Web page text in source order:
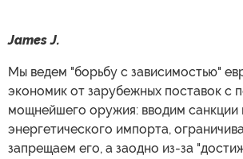
James J.
Мы ведем "борьбу с зависимостью"
экономик от зарубежных поставок с
мощнейшего оружия: вводим санкции
энергетического импорта,
запрещаем его, а заодно из-за